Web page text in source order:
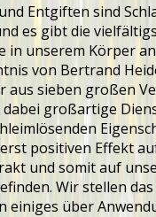
Entgiften sind
es gibt die
in unserem Körper
von Bertrand
aus sieben großen
dabei großartige
positiven Effekt
und somit auf
Wir stellen
einiges über